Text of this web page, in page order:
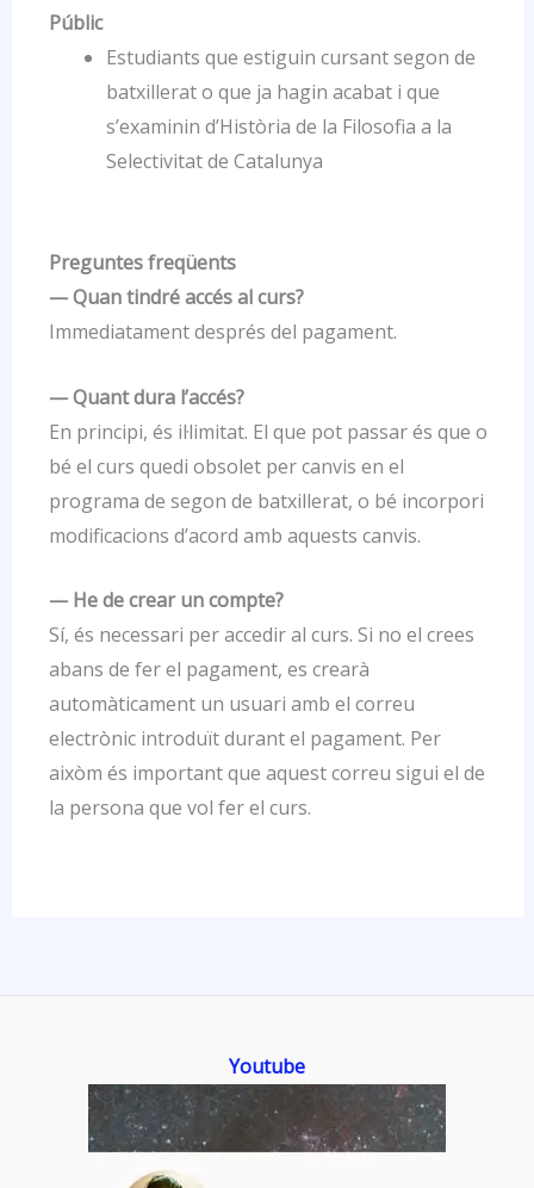
Públic
Estudiants que estiguin cursant segon de
batxillerat o que ja hagin acabat i que
s’examinin d’Història de la Filosofia a la
Selectivitat de Catalunya
Preguntes freqüents
— Quan tindré accés al curs?
Immediatament després del pagament.
— Quant dura l’accés?
En principi, és il·limitat. El que pot passar és que o
bé el curs quedi obsolet per canvis en el
programa de segon de batxillerat, o bé incorpori
modificacions d’acord amb aquests canvis.
— He de crear un compte?
Sí, és necessari per accedir al curs. Si no el crees
abans de fer el pagament, es crearà
automàticament un usuari amb el correu
electrònic introduït durant el pagament. Per
aixòm és important que aquest correu sigui el de
la persona que vol fer el curs.
Youtube